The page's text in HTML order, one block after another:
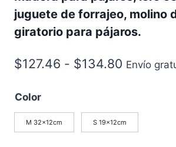
juguete de forrajeo, molino
giratorio para pájaros.
$127.46 - $134.80 Envío
Color
M 32x12cm S 19x12cm